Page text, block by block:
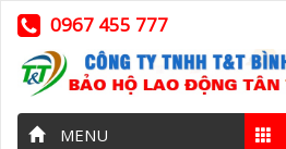
0967 455 777
MENU